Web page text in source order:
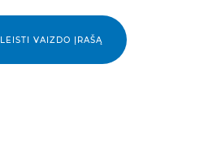
LEISTI VAIZDO ĮRAŠĄ